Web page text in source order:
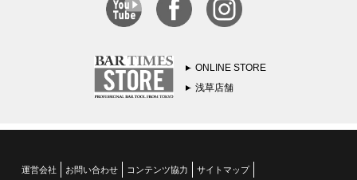
ONLINE STORE
浅草店舗
運営会社 お問い合わせ コンテンツ協力 サイトマップ